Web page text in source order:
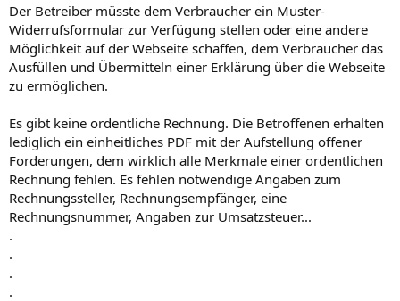
Der Betreiber müsste dem Verbraucher ein Muster-
Widerrufsformular zur Verfügung stellen oder eine andere
Möglichkeit auf der Webseite schaffen, dem Verbraucher das
Ausfüllen und Übermitteln einer Erklärung über die Webseite
zu ermöglichen.
Es gibt keine ordentliche Rechnung. Die Betroffenen erhalten
lediglich ein einheitliches PDF mit der Aufstellung offener
Forderungen, dem wirklich alle Merkmale einer ordentlichen
Rechnung fehlen. Es fehlen notwendige Angaben zum
Rechnungssteller, Rechnungsempfänger, eine
Rechnungsnummer, Angaben zur Umsatzsteuer...
.
.
.
.